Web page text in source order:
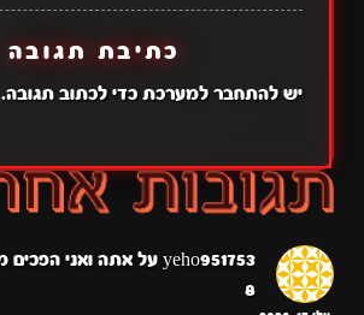
כתיבת תגובה
יש להתחבר למערכתכדי לכתוב תגובה.
yeho951753 על
8